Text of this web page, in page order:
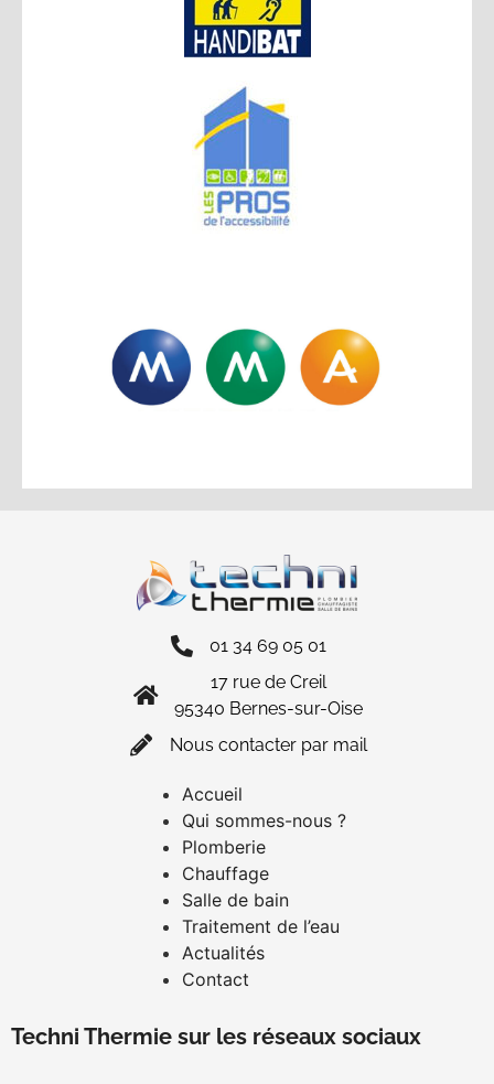
01 34 69 05 01
17 rue de Creil
95340 Bernes-sur-Oise
Nous contacter par mail
Accueil
Qui sommes-nous ?
Plomberie
Chauffage
Salle de bain
Traitement de l’eau
Actualités
Contact
Techni Thermie sur les réseaux sociaux